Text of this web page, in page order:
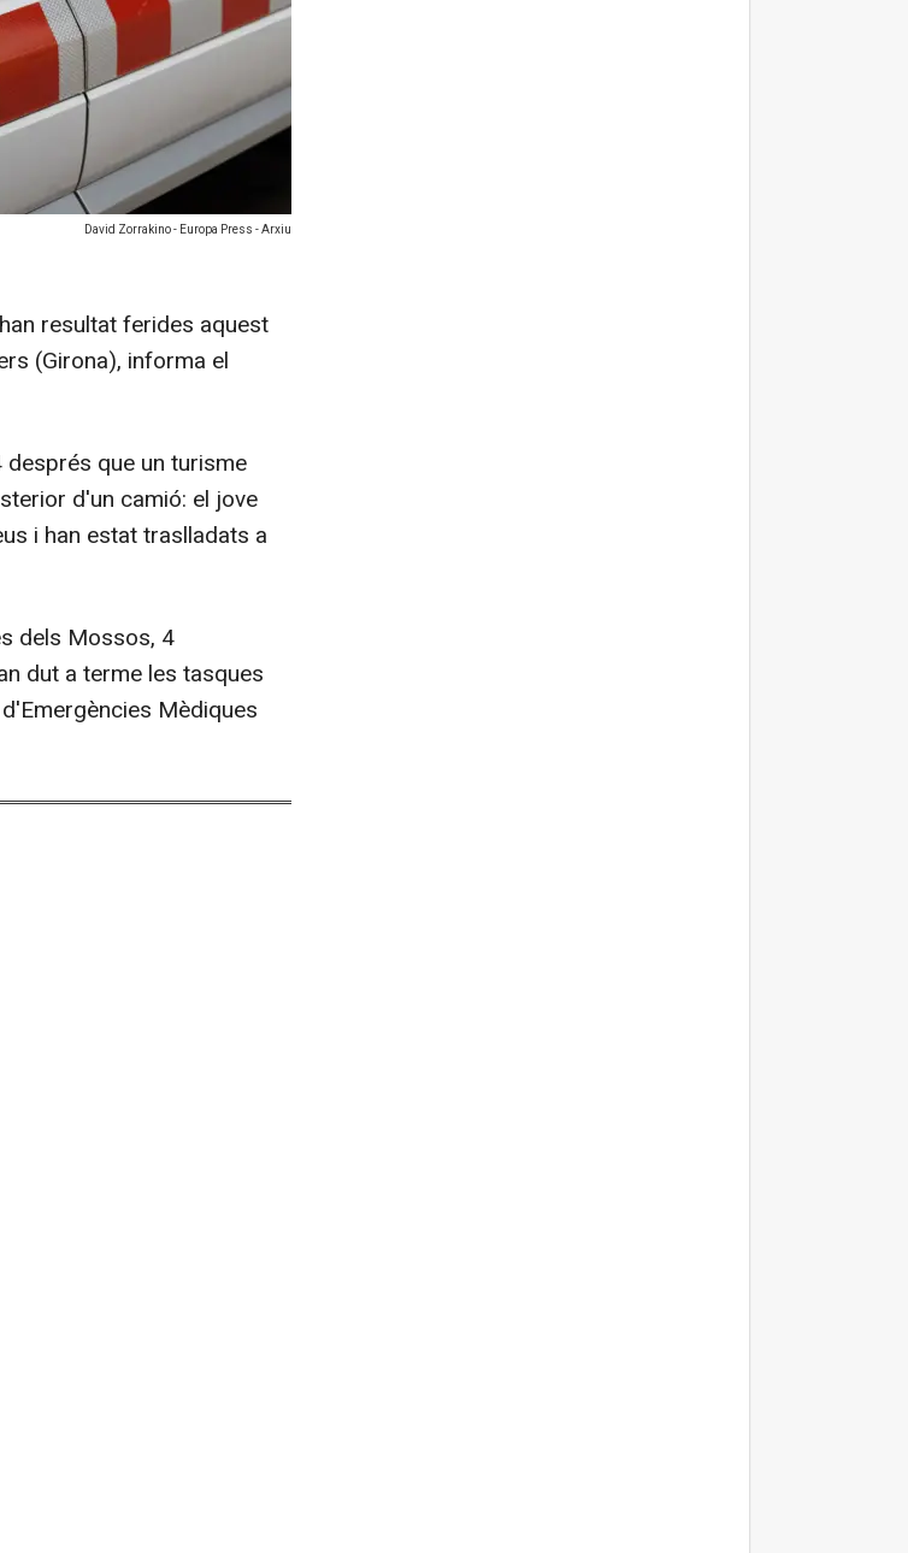
David Zorrakino - Europa Press - Arxiu
resultat ferides aquest
(Girona), informa el
que un turisme
d'un camió: el jove
i han estat traslladats a
dels Mossos, 4
dut a terme les tasques
Mèdiques